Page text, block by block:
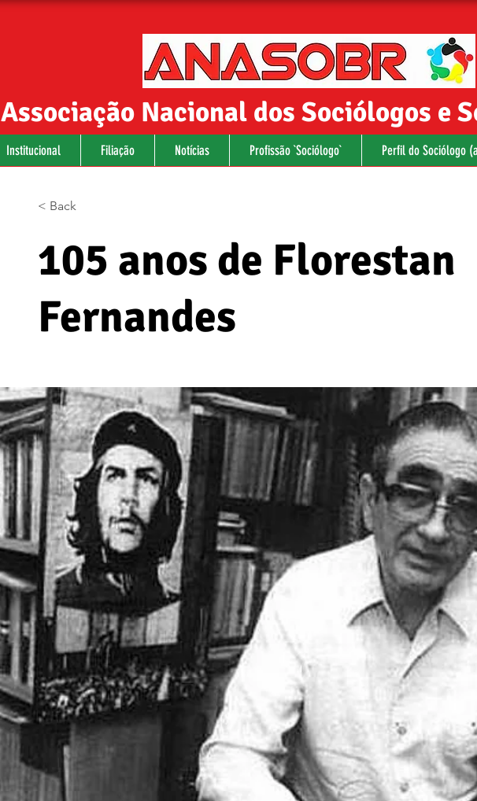
Associação Nacional dos Sociólogos e
Institucional Filiação Notícias Profissão `Sociólogo` Perfil do Sociólogo
< Back
105 anos de Florestan
Fernandes